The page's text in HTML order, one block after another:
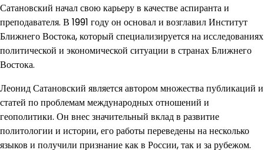
Сатановский начал свою карьеру в качестве аспиранта и
преподавателя. В 1991 году он основал и возглавил Институт
Ближнего Востока, который специализируется на исследованиях
политической и экономической ситуации в странах Ближнего
Востока.
Леонид Сатановский является автором множества публикаций и
статей по проблемам международных отношений и
геополитики. Он внес значительный вклад в развитие
политологии и истории, его работы переведены на несколько
языков и получили признание как в России, так и за рубежом.